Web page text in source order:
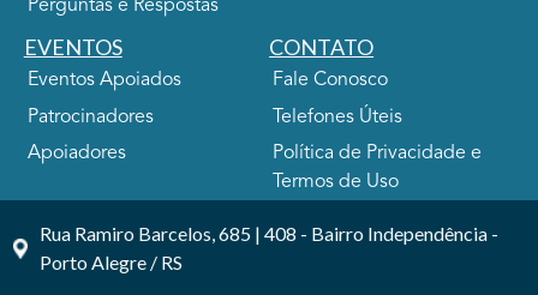
Perguntas e Respostas
EVENTOS
Eventos Apoiados
Patrocinadores
Apoiadores
CONTATO
Fale Conosco
Telefones Úteis
Política de Privacidade e
Termos de Uso
Rua Ramiro Barcelos, 685 | 408 - Bairro Independência -
Porto Alegre / RS